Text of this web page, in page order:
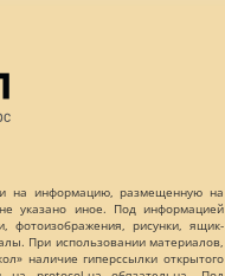
на информацию, размещенную на
указано иное. Под информацией
фотоизображения, рисунки, ящик-
При использовании материалов,
наличие гиперссылки открытого